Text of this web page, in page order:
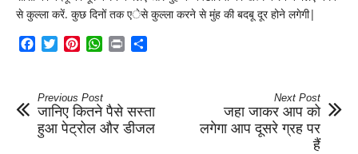
से कुल्ला करें. कुछ दिनों तक एेसे कुल्ला करने से मुंह की बदबू दूर होने लगेगी|
Facebook
TwitterPinterestWhatsApp
Print
Previous Post
जानिए कितने पैसे सस्ता
हुआ पेट्रोल और डीजल
Next Post
जहा जाकर आप को
लगेगा आप दूसरे ग्रह पर
हैं